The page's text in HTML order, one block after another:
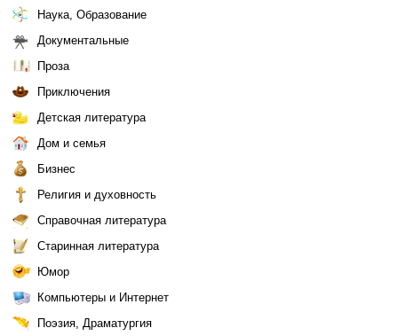
Наука, Образование
Документальные
Проза
Приключения
Детская литература
Дом и семья
Бизнес
Религия и духовность
Справочная литература
Старинная литература
Юмор
Компьютеры и Интернет
Поэзия, Драматургия